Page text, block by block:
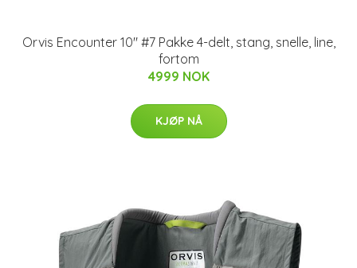
Orvis Encounter 10" #7 Pakke 4-delt, stang, snelle, line,
fortom
4999 NOK
KJØP NÅ